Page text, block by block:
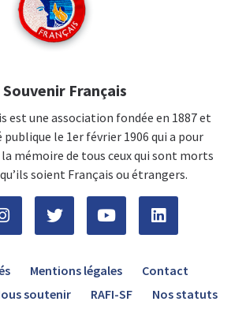
Souvenir Français
est une association fondée en 1887 et
le 1er février 1906 qui a pour
mémoire de tous ceux qui sont morts
soient Français ou étrangers.
Mentions légales
Contact
soutenir RAFI-SF Nos statuts